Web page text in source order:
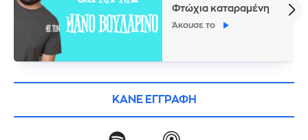
Φτώχια καταραμένη
Άκουσε το
ΚΑΝΕ ΕΓΓΡΑΦΗ